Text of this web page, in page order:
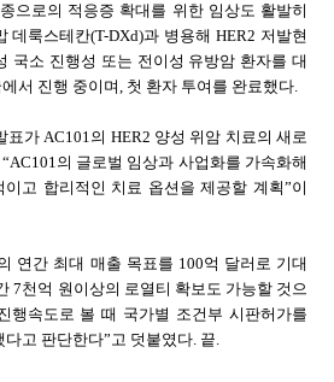
으로의 적응증 확대를 위한 임상도 활발히
데룩스테칸(T-DXd)과 병용해 HER2 저발현
국소 진행성 또는 전이성 유방암 환자를 대
서 진행 중이며, 첫 환자 투여를 완료했다.
표가AC101의 HER2 양성 위암 치료의 새로
AC101의 글로벌 임상과 사업화를 가속화해
고 합리적인 치료 옵션을 제공할 계획”이
연간 최대 매출 목표를 100억 달러로 기대
7천억 원이상의 로열티 확보도 가능할 것으
행속도로 볼 때 국가별 조건부 시판허가를
고 판단한다”고 덧붙였다. 끝.